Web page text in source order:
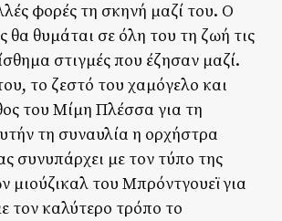
φορές τη σκηνή μαζί του. Ο
θα θυμάται σε όλη του τη ζωή τις
στιγμές που έζησαν μαζί.
το ζεστό του χαμόγελο και
του Μίμη Πλέσσα για τη
τη συναυλία η ορχήστρα
συνυπάρχει με τον τύπο της
μιούζικαλ του Μπρόντγουεϊ για
τον καλύτερο τρόπο το